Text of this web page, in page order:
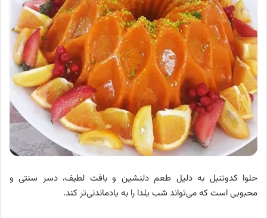
حلوا کدوتنبل به دلیل طعم دلنشین و بافت لطیف، دسر سنتی و
محبوبی است که می‌تواند شب یلدا را به یادماندنی‌تر کند.